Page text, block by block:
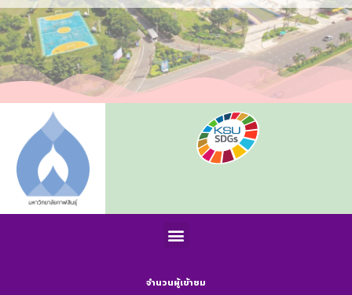
จำนวนผู้เข้าชม